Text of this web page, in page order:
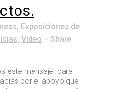
, Exposiciones de
, Video Share
este mensaje para
por el apoyo que